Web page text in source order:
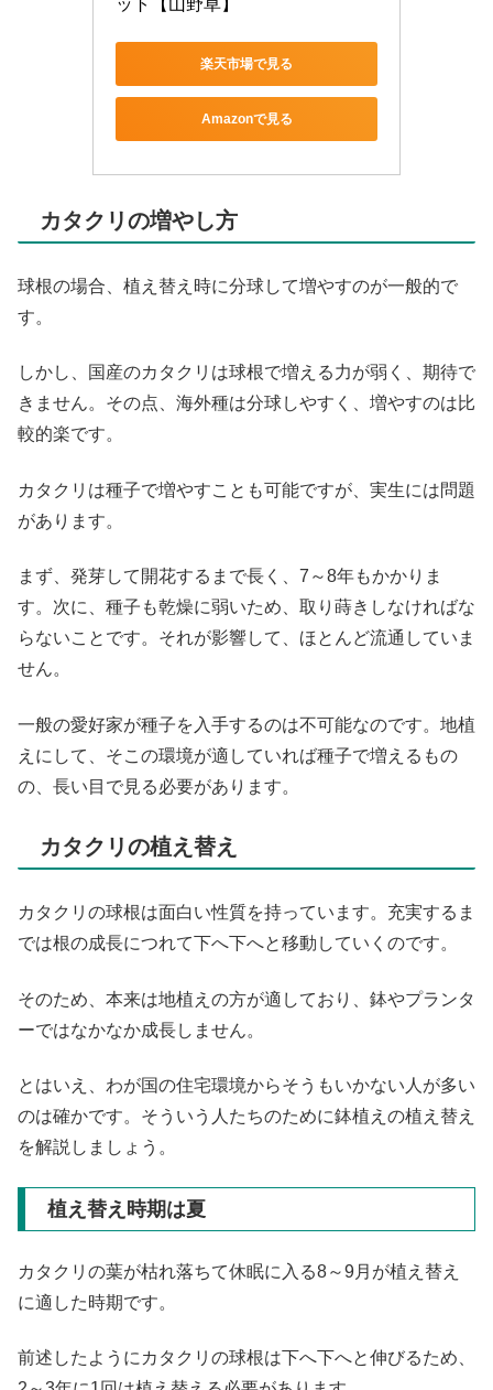
ット【山野草】
楽天市場で見る
Amazonで見る
カタクリの増やし方
球根の場合、植え替え時に分球して増やすのが一般的で
す。
しかし、国産のカタクリは球根で増える力が弱く、期待で
きません。その点、海外種は分球しやすく、増やすのは比
較的楽です。
カタクリは種子で増やすことも可能ですが、実生には問題
があります。
まず、発芽して開花するまで長く、7～8年もかかりま
す。次に、種子も乾燥に弱いため、取り蒔きしなければな
らないことです。それが影響して、ほとんど流通していま
せん。
一般の愛好家が種子を入手するのは不可能なのです。地植
えにして、そこの環境が適していれば種子で増えるもの
の、長い目で見る必要があります。
カタクリの植え替え
カタクリの球根は面白い性質を持っています。充実するま
では根の成長につれて下へ下へと移動していくのです。
そのため、本来は地植えの方が適しており、鉢やプランタ
ーではなかなか成長しません。
とはいえ、わが国の住宅環境からそうもいかない人が多い
のは確かです。そういう人たちのために鉢植えの植え替え
を解説しましょう。
植え替え時期は夏
カタクリの葉が枯れ落ちて休眠に入る8～9月が植え替え
に適した時期です。
前述したようにカタクリの球根は下へ下へと伸びるため、